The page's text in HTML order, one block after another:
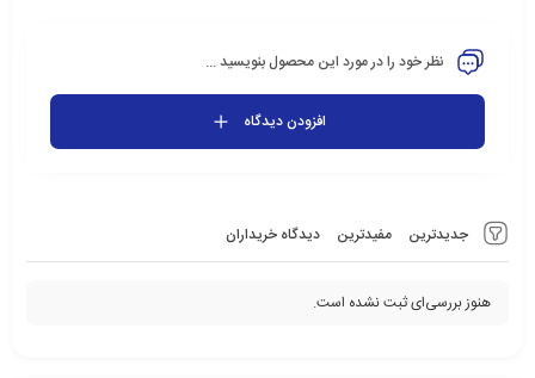
جدیدترین مفیدترین دیدگاه خریداران
هنوز بررسی‌ای ثبت نشده است.
نظر خود را در مورد این محصول بنویسید ...
افزودن دیدگاه